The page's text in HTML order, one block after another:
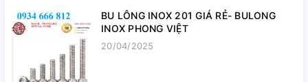
BU LÔNG INOX 201 GIÁ RẺ- BULONG
INOX PHONG VIỆT
20/04/2025